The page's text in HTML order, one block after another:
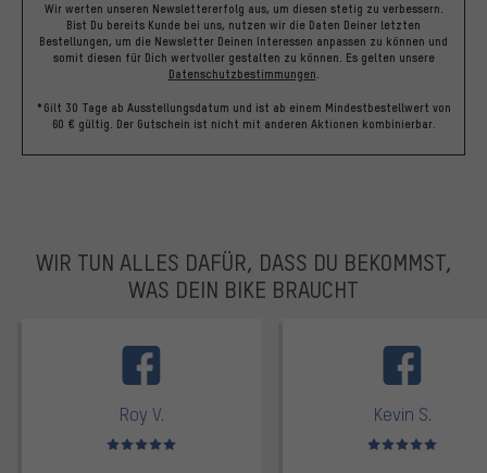
Wir werten unseren Newslettererfolg aus, um diesen stetig zu verbessern.
Bist Du bereits Kunde bei uns, nutzen wir die Daten Deiner letzten
Bestellungen, um die Newsletter Deinen Interessen anpassen zu können und
somit diesen für Dich wertvoller gestalten zu können. Es gelten unsere
Datenschutzbestimmungen.
*Gilt 30 Tage ab Ausstellungsdatum und ist ab einem Mindestbestellwert von
60 € gültig. Der Gutschein ist nicht mit anderen Aktionen kombinierbar.
WIR TUN ALLES DAFÜR, DASS DU BEKOMMST,
WAS DEIN BIKE BRAUCHT
Roy V.
Bewertungen: 5 von 5
Kevin S.
Bewertungen: 5 von 5